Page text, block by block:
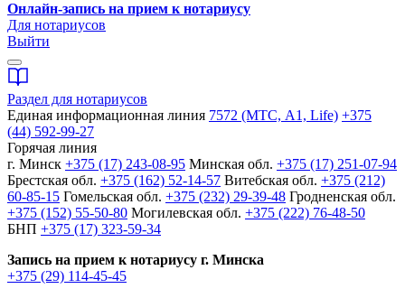
Онлайн-запись на прием к нотариусу
Для нотариусов
Выйти
Раздел для нотариусов
Единая информационная линия 7572 (МТС, A1, Life) +375
(44) 592-99-27
Горячая линия
г. Минск +375 (17) 243-08-95 Минская обл. +375 (17) 251-07-94
Брестская обл. +375 (162) 52-14-57 Витебская обл. +375 (212)
60-85-15 Гомельская обл. +375 (232) 29-39-48 Гродненская обл.
+375 (152) 55-50-80 Могилевская обл. +375 (222) 76-48-50
БНП +375 (17) 323-59-34
Запись на прием к нотариусу г. Минска
+375 (29) 114-45-45